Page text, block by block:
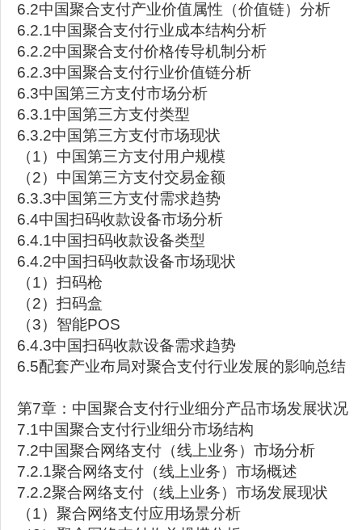
6.2中国聚合支付产业价值属性（价值链）分析
6.2.1中国聚合支付行业成本结构分析
6.2.2中国聚合支付价格传导机制分析
6.2.3中国聚合支付行业价值链分析
6.3中国第三方支付市场分析
6.3.1中国第三方支付类型
6.3.2中国第三方支付市场现状
（1）中国第三方支付用户规模
（2）中国第三方支付交易金额
6.3.3中国第三方支付需求趋势
6.4中国扫码收款设备市场分析
6.4.1中国扫码收款设备类型
6.4.2中国扫码收款设备市场现状
（1）扫码枪
（2）扫码盒
（3）智能POS
6.4.3中国扫码收款设备需求趋势
6.5配套产业布局对聚合支付行业发展的影响总结
第7章：中国聚合支付行业细分产品市场发展状况
7.1中国聚合支付行业细分市场结构
7.2中国聚合网络支付（线上业务）市场分析
7.2.1聚合网络支付（线上业务）市场概述
7.2.2聚合网络支付（线上业务）市场发展现状
（1）聚合网络支付应用场景分析